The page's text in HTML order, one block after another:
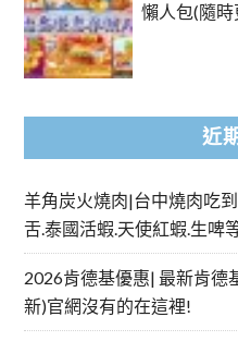
懶人包(隨
近
羊角炭火燒肉|台中燒肉吃
舌.泰國活蝦.天使紅蝦.生啤
2026肯德基優惠| 最新肯德
新)官網沒有的在這裡!